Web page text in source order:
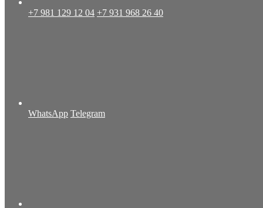
+7 981 129 12 04 +7 931 968 26 40
WhatsApp Telegram